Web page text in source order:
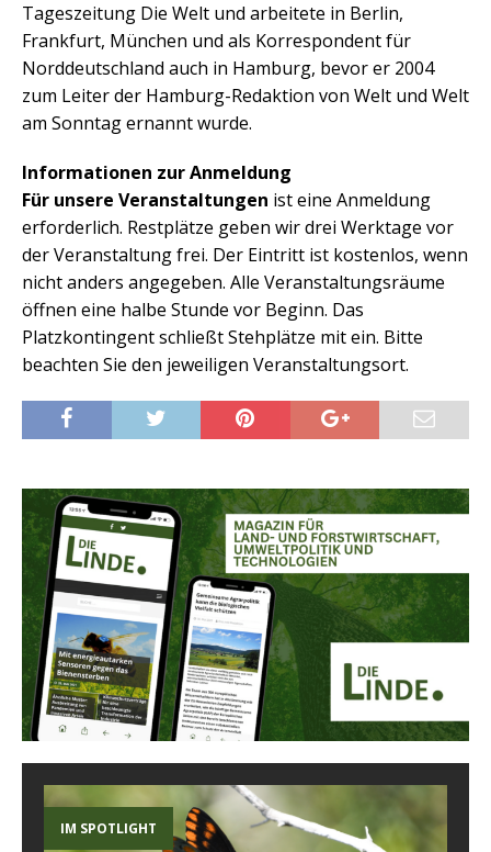
Tageszeitung Die Welt und arbeitete in Berlin,
Frankfurt, München und als Korrespondent für
Norddeutschland auch in Hamburg, bevor er 2004
zum Leiter der Hamburg-Redaktion von Welt und Welt
am Sonntag ernannt wurde.
Informationen zur Anmeldung
Für unsere Veranstaltungen ist eine Anmeldung
erforderlich. Restplätze geben wir drei Werktage vor
der Veranstaltung frei. Der Eintritt ist kostenlos, wenn
nicht anders angegeben. Alle Veranstaltungsräume
öffnen eine halbe Stunde vor Beginn. Das
Platzkontingent schließt Stehplätze mit ein. Bitte
beachten Sie den jeweiligen Veranstaltungsort.
IM SPOTLIGHT